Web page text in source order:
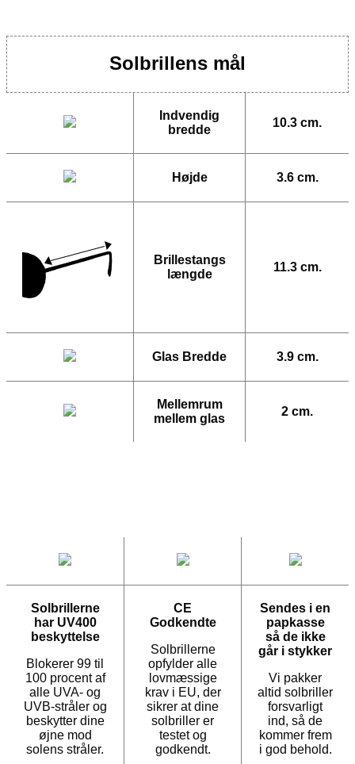
Solbrillens mål
Indvendig
bredde
10.3 cm.
Højde 3.6 cm.
Brillestangs
længde
11.3 cm.
Glas Bredde 3.9 cm.
Mellemrum
mellem glas
2 cm.
Solbrillerne
har UV400
beskyttelse
Blokerer 99 til
100 procent af
alle UVA- og
UVB-stråler og
beskytter dine
øjne mod
solens stråler.
CE
Godkendte
Solbrillerne
opfylder alle
lovmæssige
krav i EU, der
sikrer at dine
solbriller er
testet og
godkendt.
Sendes i en
papkasse
så de ikke
går i stykker
Vi pakker
altid solbriller
forsvarligt
ind, så de
kommer frem
i god behold.